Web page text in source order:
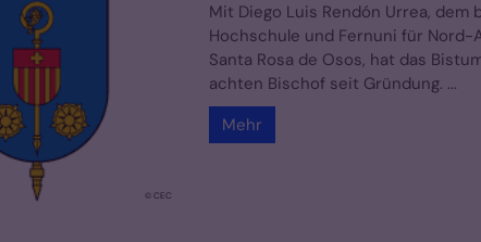
© CEC
Mit Diego Luis Rendón Urrea,
Hochschule und Fernuni für Nord-
Santa Rosa de Osos, hat das
achten Bischof seit Gründung. ...
Mehr